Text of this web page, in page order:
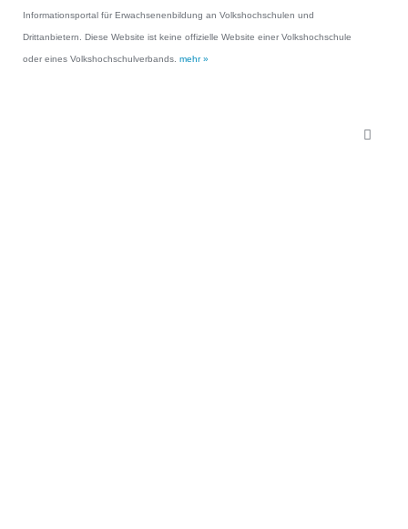
Informationsportal für Erwachsenenbildung an Volkshochschulen und
Drittanbietern. Diese Website ist keine offizielle Website einer Volkshochschule
oder eines Volkshochschulverbands. mehr »